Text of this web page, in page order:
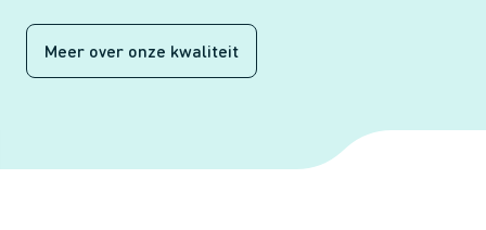
Meer over onze kwaliteit